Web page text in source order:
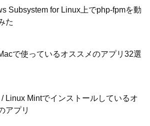
Subsystem for Linux上でphp-fpmを動
た
で使っているオススメのアプリ32選
Linux Mintでインストールしているオ
アプリ